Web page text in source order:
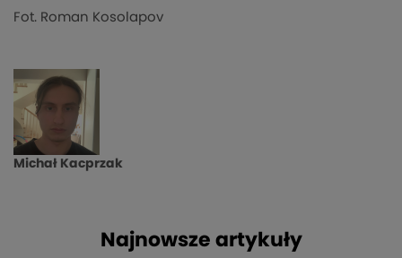
Fot. Roman Kosolapov
Michał Kacprzak
Najnowsze artykuły